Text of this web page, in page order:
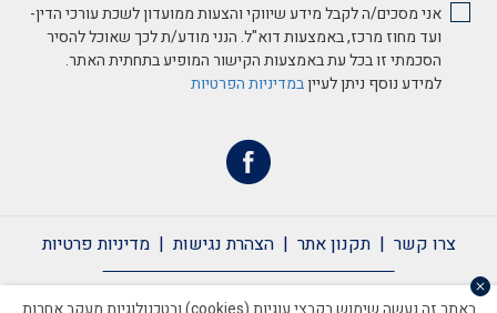
אני מסכים/ה לקבל מידע שיווקי והצעות ממועדון לשכת עורכי הדין-
ועד מחוז מרכז, באמצעות דוא"ל. הנני מודע/ת לכך שאוכל להסיר
הסכמתי זו בכל עת באמצעות הקישור המופיע בתחתית האתר.
למידע נוסף ניתן לעייןבמדיניות הפרטיות
צרו קשר תקנון אתר הצהרת נגישות מדיניות פרטיות
צרו קשר תקנון אתר הצהרת נגישות מדיניות פרטיות